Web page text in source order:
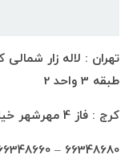
تهران : لاله زار
طبقه 3 واحد 2
کرج : فاز 4 مهرشهر خیابان 411 شرقی پلاک 114 واحد 1
66348680 – 66348660 تماس از 8 صبح تا 6 شب